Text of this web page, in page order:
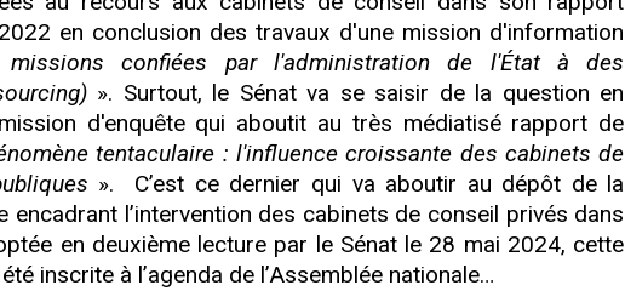
en conclusion des travaux d'une mission d'information
confiées par l'administration de l'État à des
». Surtout, le Sénat va se saisir de la question en
d'enquête qui aboutit au très médiatisé rapport de
tentaculaire : l'influence croissante des cabinets de
». C’est ce dernier qui va aboutir au dépôt de la
l’intervention des cabinets de conseil privés dans
en deuxième lecture par le Sénat le 28 mai 2024, cette
inscrite à l’agenda de l’Assemblée nationale…